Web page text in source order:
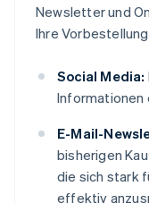
Newsletter und
Ihre
Social Media:
E-Mail-
bisherigen
die sich stark
effektiv